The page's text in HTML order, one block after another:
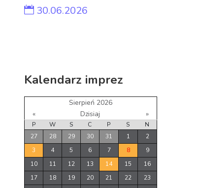
30.06.2026
Kalendarz imprez
Sierpień 2026
«
Dzisiaj »
P W S C P S
N
27
28 29 30 31 1
2
3
4 5 6 7 8
9
10
11 12 13 14 15
16
17
18 19 20 21 22
23